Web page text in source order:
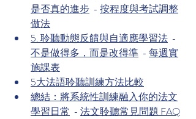
是否真的進步
  -
按程度與考試調整
做法
5. 聆聽動態反饋與自適應學習法
  -
不是做得多，而是改得準
  -
每週實
施課表
5大法語聆聽訓練方法比較
總結：將系統性訓練融入你的法文
學習日常
  -
法文聆聽常見問題 FAQ